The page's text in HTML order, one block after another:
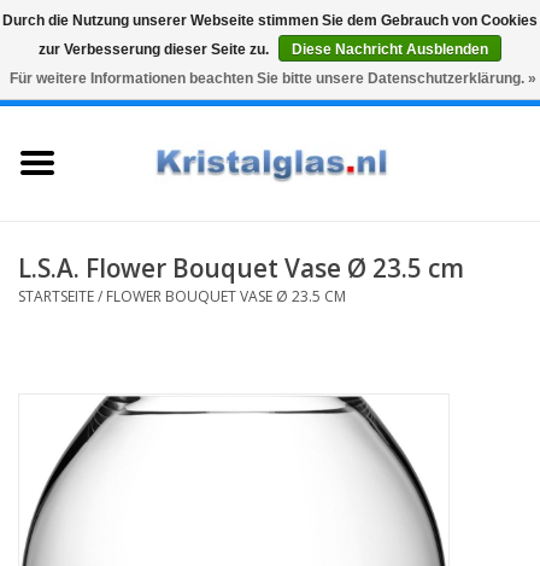
Snelle levering
Graveren
0 Artikel - €0,00
Karaffen
Geschenke
Kaffee & Tee
L.S.A. Flower Bouquet Vase Ø 23.5 cm
STARTSEITE/ FLOWER BOUQUET VASE Ø 23.5 CM
Durch die Nutzung unserer Webseite stimmen Sie dem Gebrauch von Cookies
zur Verbesserung dieser Seite zu.
Diese Nachricht Ausblenden
Für weitere Informationen beachten Sie bitte unsere Datenschutzerklärung. »